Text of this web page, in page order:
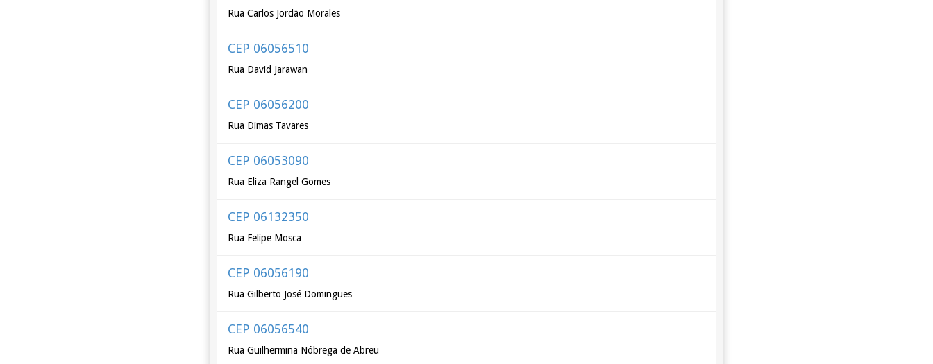
Rua Carlos Jordão Morales
CEP 06056510
Rua David Jarawan
CEP 06056200
Rua Dimas Tavares
CEP 06053090
Rua Eliza Rangel Gomes
CEP 06132350
Rua Felipe Mosca
CEP 06056190
Rua Gilberto José Domingues
CEP 06056540
Rua Guilhermina Nóbrega de Abreu